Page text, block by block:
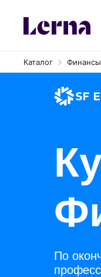
Каталог Финансы
По